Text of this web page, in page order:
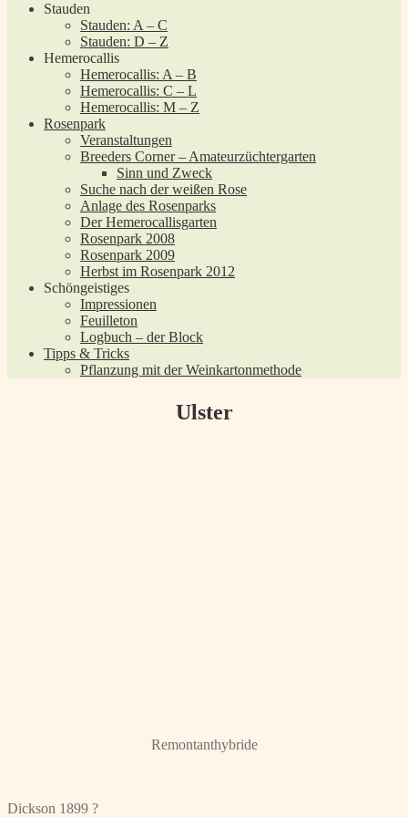
Stauden
Stauden: A – C
Stauden: D – Z
Hemerocallis
Hemerocallis: A – B
Hemerocallis: C – L
Hemerocallis: M – Z
Rosenpark
Veranstaltungen
Breeders Corner – Amateurzüchtergarten
Sinn und Zweck
Suche nach der weißen Rose
Anlage des Rosenparks
Der Hemerocallisgarten
Rosenpark 2008
Rosenpark 2009
Herbst im Rosenpark 2012
Schöngeistiges
Impressionen
Feuilleton
Logbuch – der Block
Tipps & Tricks
Pflanzung mit der Weinkartonmethode
Ulster
Remontanthybride
Dickson 1899 ?